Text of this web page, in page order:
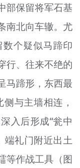
部保留将军石基
南北向车辙。尤
个疑似马蹄印
行、往来不绝的
马蹄形，东西最
与主墙相连，
入后形成“瓮中
端礼门附近出土
等作战工具（图